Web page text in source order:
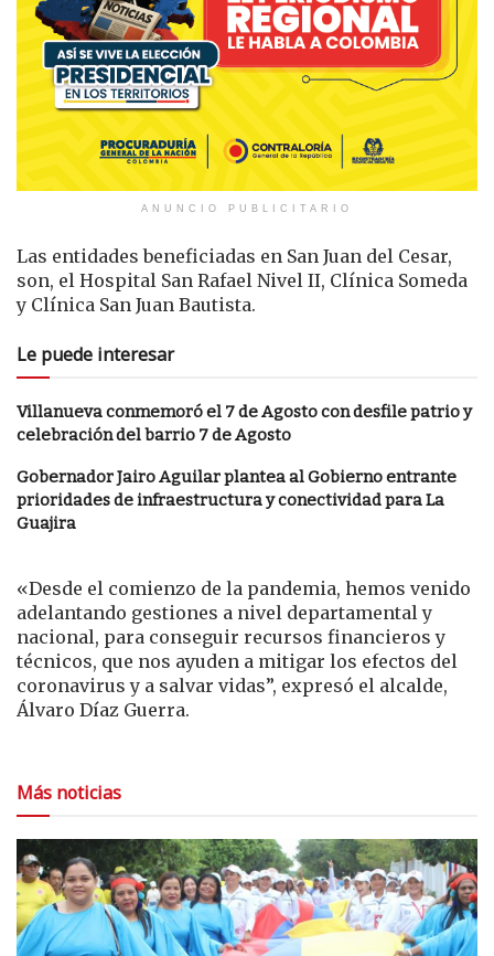
ANUNCIO PUBLICITARIO
Las entidades beneficiadas en San Juan del Cesar,
son, el Hospital San Rafael Nivel II, Clínica Someda
y Clínica San Juan Bautista.
Le puede interesar
Villanueva conmemoró el 7 de Agosto con desfile patrio y
celebración del barrio 7 de Agosto
Gobernador Jairo Aguilar plantea al Gobierno entrante
prioridades de infraestructura y conectividad para La
Guajira
«Desde el comienzo de la pandemia, hemos venido
adelantando gestiones a nivel departamental y
nacional, para conseguir recursos financieros y
técnicos, que nos ayuden a mitigar los efectos del
coronavirus y a salvar vidas”, expresó el alcalde,
Álvaro Díaz Guerra.
Más noticias